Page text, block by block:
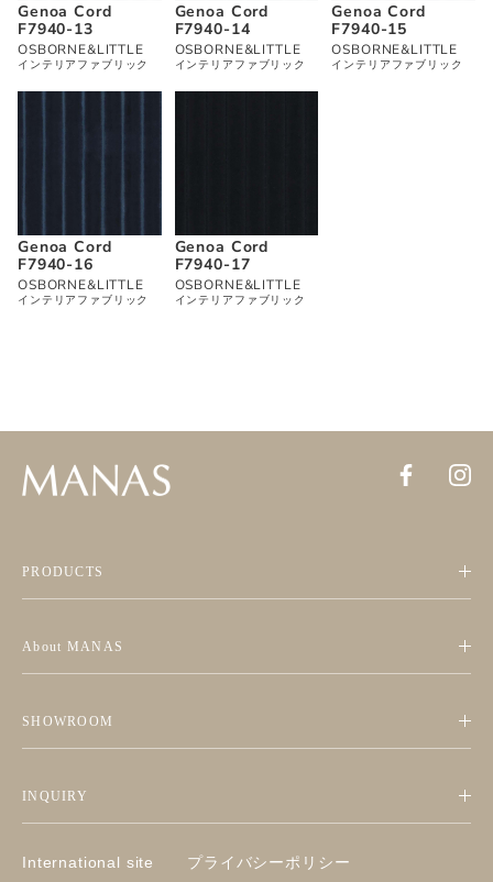
Genoa Cord
F7940-13
OSBORNE&LITTLE
インテリアファブリック
Genoa Cord
F7940-14
OSBORNE&LITTLE
インテリアファブリック
Genoa Cord
F7940-15
OSBORNE&LITTLE
インテリアファブリック
Genoa Cord
F7940-16
OSBORNE&LITTLE
インテリアファブリック
Genoa Cord
F7940-17
OSBORNE&LITTLE
インテリアファブリック
PRODUCTS
About MANAS
SHOWROOM
INQUIRY
International site プライバシーポリシー